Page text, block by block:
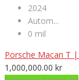
2024
Autom...
0 mil
Porsche Macan T
1,000,000.00 kr